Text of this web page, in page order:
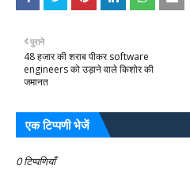
पुराने
48 हजार की शराब पीकर software
engineers को उड़ाने वाले किशोर की
जमानत
एक टिप्पणी भेजें
0 टिप्पणियाँ